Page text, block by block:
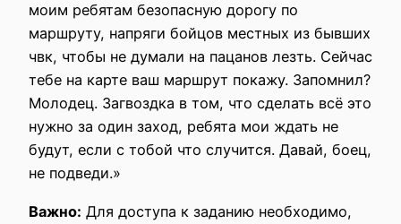
моим ребятам безопасную дорогу по
маршруту, напряги бойцов местных из бывших
чвк, чтобы не думали на пацанов лезть. Сейчас
тебе на карте ваш маршрут покажу. Запомнил?
Молодец. Загвоздка в том, что сделать всё это
нужно за один заход, ребята мои ждать не
будут, если с тобой что случится. Давай, боец,
не подведи.»
Важно: Для доступа к заданию необходимо,